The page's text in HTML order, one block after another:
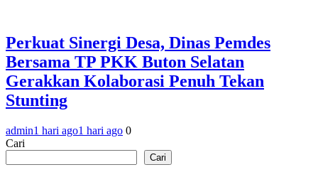
Perkuat Sinergi Desa, Dinas Pemdes
Bersama TP PKK Buton Selatan
Gerakkan Kolaborasi Penuh Tekan
Stunting
admin1 hari ago1 hari ago 0
Cari
Cari